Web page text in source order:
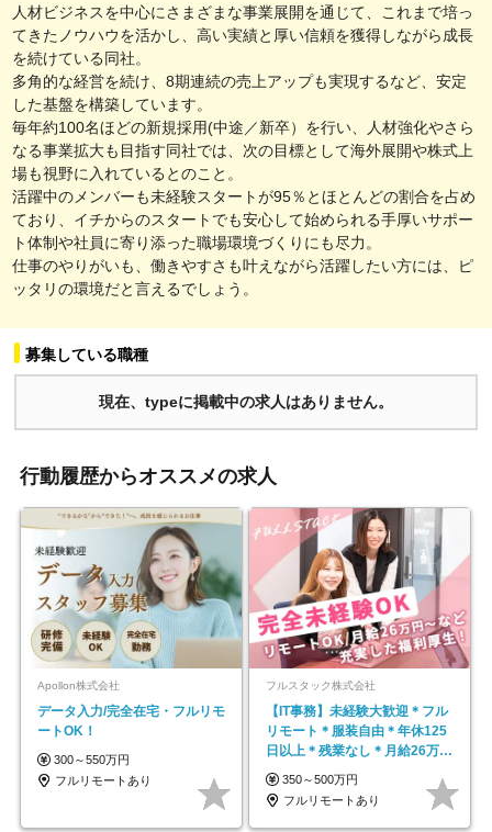
人材ビジネスを中心にさまざまな事業展開を通じて、これまで培っ
てきたノウハウを活かし、高い実績と厚い信頼を獲得しながら成長
を続けている同社。
多角的な経営を続け、8期連続の売上アップも実現するなど、安定
した基盤を構築しています。
毎年約100名ほどの新規採用(中途／新卒）を行い、人材強化やさら
なる事業拡大も目指す同社では、次の目標として海外展開や株式上
場も視野に入れているとのこと。
活躍中のメンバーも未経験スタートが95％とほとんどの割合を占め
ており、イチからのスタートでも安心して始められる手厚いサポー
ト体制や社員に寄り添った職場環境づくりにも尽力。
仕事のやりがいも、働きやすさも叶えながら活躍したい方には、ピ
ッタリの環境だと言えるでしょう。
募集している職種
現在、typeに掲載中の求人はありません。
行動履歴からオススメの求人
Apollon株式会社
データ入力/完全在宅・フルリモ
ートOK！
300～550万円
フルリモートあり
フルスタック株式会社
【IT事務】未経験大歓迎＊フル
リモート＊服装自由＊年休125
日以上＊残業なし＊月給26万円
以上
350～500万円
フルリモートあり